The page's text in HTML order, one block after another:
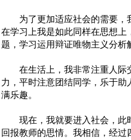
为了更加适应社会的需要，我
在学习上我是如此同样在思想
题，学习运用辩证唯物主义分析
在生活上，我非常注重人际交
力，平时注意团结同学，乐于
满乐趣。
现在，我就要进入社会，此时
回报教师的思情。我相信，经